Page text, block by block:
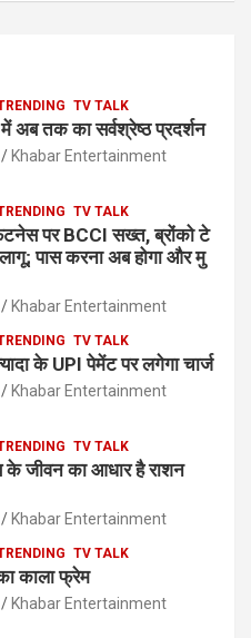
TV TALK
अब तक का सर्वश्रेष्ठ प्रदर्शन
Khabar Entertainment
TV TALK
पर BCCI सख्त, ब्रोंको टे
पास करना अब होगा और मु
Khabar Entertainment
TV TALK
के UPI पेमेंट पर लगेगा चार्ज
Khabar Entertainment
TV TALK
के जीवन का आधार है राशन
Khabar Entertainment
TV TALK
काला फ्रेम
Khabar Entertainment